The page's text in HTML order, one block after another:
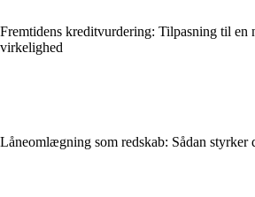
Fremtidens kreditvurdering: Tilpasning til en
virkelighed
Låneomlægning som redskab: Sådan styrker